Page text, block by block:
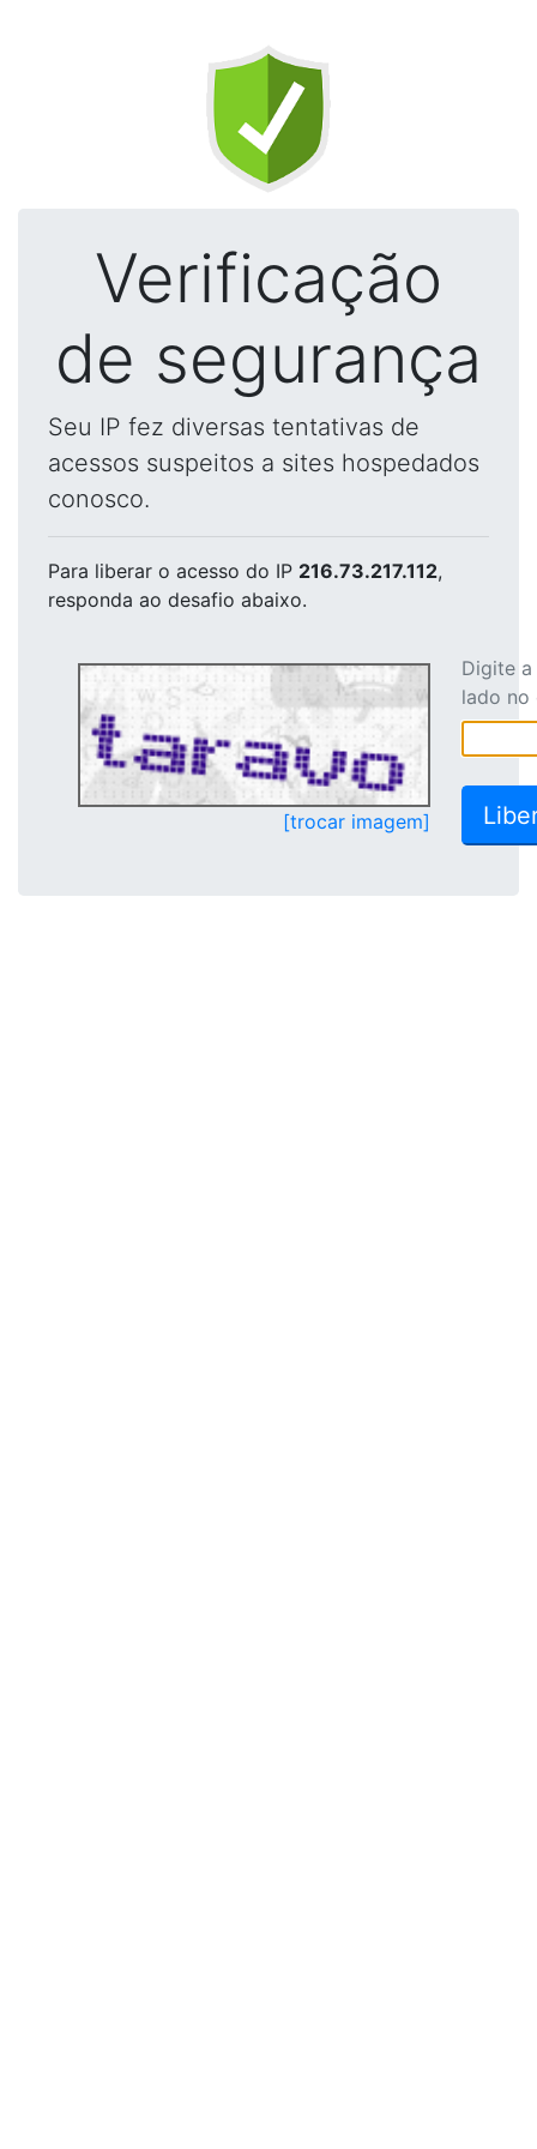
Verificação
de segurança
Seu IP fez diversas tentativas de
acessos suspeitos a sites hospedados
conosco.
Para liberar o acesso do IP 216.73.217.112,
responda ao desafio abaixo.
[trocar imagem]
Digite
lado no